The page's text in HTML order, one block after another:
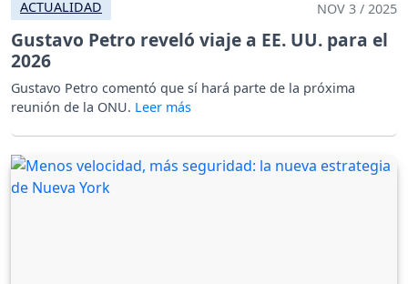
ACTUALIDAD NOV 3 / 2025
Gustavo Petro reveló viaje a EE. UU. para el
2026
Gustavo Petro comentó que sí hará parte de la próxima
reunión de la ONU.